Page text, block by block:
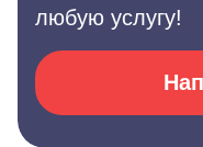
любую услугу!